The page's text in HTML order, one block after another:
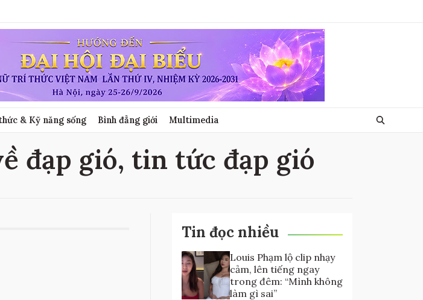
& Kỹ năng sống Bình đẳng giới Multimedia
đạp gió, tin tức đạp gió
Tin đọc nhiều
Louis Phạm lộ clip nhạy
cảm, lên tiếng ngay
trong đêm: “Mình không
làm gì sai”